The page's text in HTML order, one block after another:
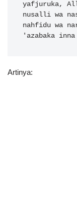
yafjuruka,
nusalli wa
nahfidu wa
'azabaka
Artinya: